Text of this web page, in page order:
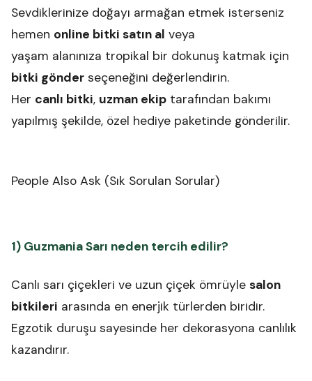
Sevdiklerinize doğayı armağan etmek isterseniz
hemen online bitki satın al veya
yaşam alanınıza tropikal bir dokunuş katmak için
bitki gönder seçeneğini değerlendirin.
Her canlı bitki, uzman ekip tarafından bakımı
yapılmış şekilde, özel hediye paketinde gönderilir.
People Also Ask (Sık Sorulan Sorular)
1) Guzmania Sarı neden tercih edilir?
Canlı sarı çiçekleri ve uzun çiçek ömrüyle salon
bitkileri arasında en enerjik türlerden biridir.
Egzotik duruşu sayesinde her dekorasyona canlılık
kazandırır.